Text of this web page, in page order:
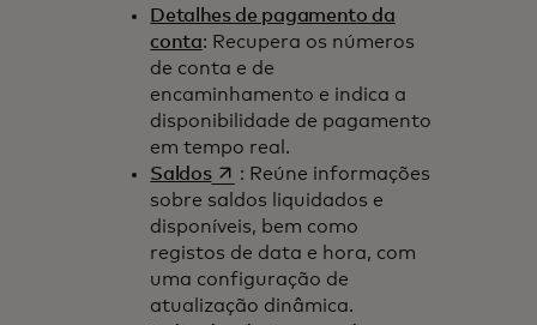
Detalhes de pagamento da
conta: Recupera os números
de conta e de
encaminhamento e indica a
disponibilidade de pagamento
em tempo real.
Saldosopens in a new tab
: Reúne informações
sobre saldos liquidados e
disponíveis, bem como
registos de data e hora, com
uma configuração de
atualização dinâmica.